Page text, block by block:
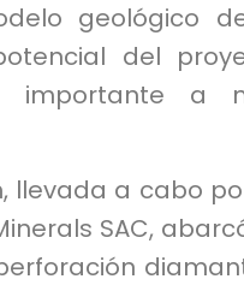
geológico
del
importante a
llevada a cabo
SAC,